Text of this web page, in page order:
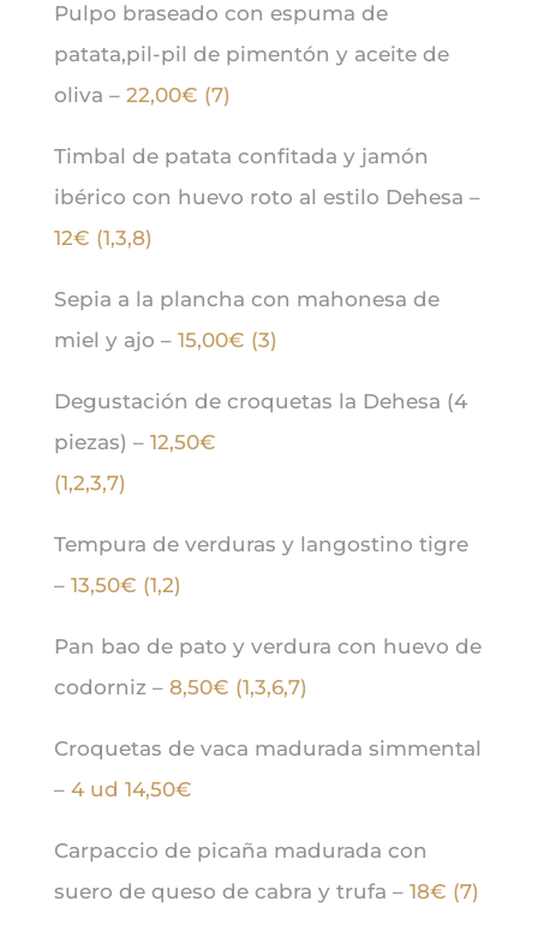
Pulpo braseado con espuma de
patata,pil-pil de pimentón y aceite de
oliva –22,00€ (7)
Timbal de patata confitada y jamón
ibérico con huevo roto al estilo Dehesa –
12€ (1,3,8)
Sepia a la plancha con mahonesa de
miel y ajo –15,00€ (3)
Degustación de croquetas la Dehesa (4
piezas) –12,50€
(1,2,3,7)
Tempura de verduras y langostino tigre
–13,50€ (1,2)
Pan bao de pato y verdura con huevo de
codorniz –8,50€ (1,3,6,7)
Croquetas de vaca madurada simmental
– 4 ud 14,50€
Carpaccio de picaña madurada con
suero de queso de cabra y trufa –18€ (7)